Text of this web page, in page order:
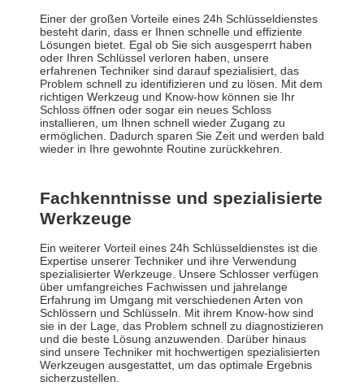
Einer der großen Vorteile eines 24h Schlüsseldienstes
besteht darin, dass er Ihnen schnelle und effiziente
Lösungen bietet. Egal ob Sie sich ausgesperrt haben
oder Ihren Schlüssel verloren haben, unsere
erfahrenen Techniker sind darauf spezialisiert, das
Problem schnell zu identifizieren und zu lösen. Mit dem
richtigen Werkzeug und Know-how können sie Ihr
Schloss öffnen oder sogar ein neues Schloss
installieren, um Ihnen schnell wieder Zugang zu
ermöglichen. Dadurch sparen Sie Zeit und werden bald
wieder in Ihre gewohnte Routine zurückkehren.
Fachkenntnisse und spezialisierte
Werkzeuge
Ein weiterer Vorteil eines 24h Schlüsseldienstes ist die
Expertise unserer Techniker und ihre Verwendung
spezialisierter Werkzeuge. Unsere Schlosser verfügen
über umfangreiches Fachwissen und jahrelange
Erfahrung im Umgang mit verschiedenen Arten von
Schlössern und Schlüsseln. Mit ihrem Know-how sind
sie in der Lage, das Problem schnell zu diagnostizieren
und die beste Lösung anzuwenden. Darüber hinaus
sind unsere Techniker mit hochwertigen spezialisierten
Werkzeugen ausgestattet, um das optimale Ergebnis
sicherzustellen.